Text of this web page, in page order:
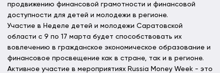
продвижению финансовой грамотности и финансовой
доступности для детей и молодежи в регионе.
Участие в Неделе детей и молодежи Саратовской
области с 9 по 17 марта будет способствовать их
вовлечению в гражданское экономическое образование и
финансовое просвещение как в стране, так и в регионе.
Активное участие в мероприятиях Russia Money Week - это